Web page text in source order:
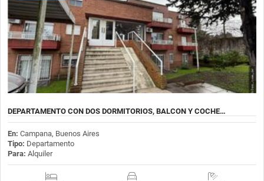
DEPARTAMENTO CON DOS DORMITORIOS, BALCON Y COCHE…
En: Campana, Buenos Aires
Tipo: Departamento
Para: Alquiler